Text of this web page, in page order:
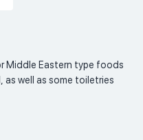
Middle Eastern type foods
well as some toiletries